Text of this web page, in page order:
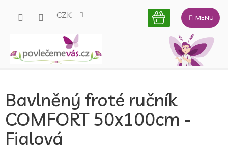
CZK
Bavlněný froté ručník
COMFORT 50x100cm -
Fialová